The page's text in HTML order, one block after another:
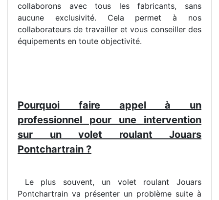
collaborons avec tous les fabricants, sans
aucune exclusivité. Cela permet à nos
collaborateurs de travailler et vous conseiller des
équipements en toute objectivité.
Pourquoi faire appel à un
professionnel pour une intervention
sur un volet roulant Jouars
Pontchartrain ?
Le plus souvent, un volet roulant Jouars
Pontchartrain va présenter un problème suite à